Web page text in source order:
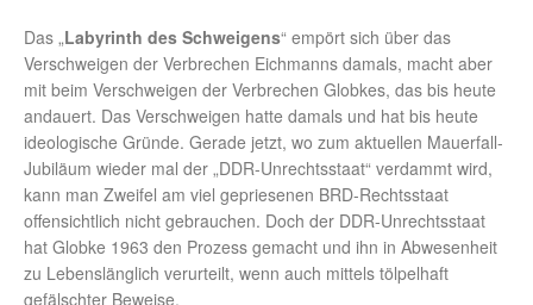
Das „Labyrinth des Schweigens“ empört sich über das
Verschweigen der Verbrechen Eichmanns damals, macht aber
mit beim Verschweigen der Verbrechen Globkes, das bis heute
andauert. Das Verschweigen hatte damals und hat bis heute
ideologische Gründe. Gerade jetzt, wo zum aktuellen Mauerfall-
Jubiläum wieder mal der „DDR-Unrechtsstaat“ verdammt wird,
kann man Zweifel am viel gepriesenen BRD-Rechtsstaat
offensichtlich nicht gebrauchen. Doch der DDR-Unrechtsstaat
hat Globke 1963 den Prozess gemacht und ihn in Abwesenheit
zu Lebenslänglich verurteilt, wenn auch mittels tölpelhaft
gefälschter Beweise.